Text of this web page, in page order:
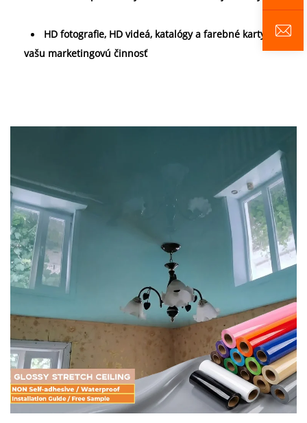
HD fotografie, HD videá, katalógy a farebné karty pre
vašu marketingovú činnosť